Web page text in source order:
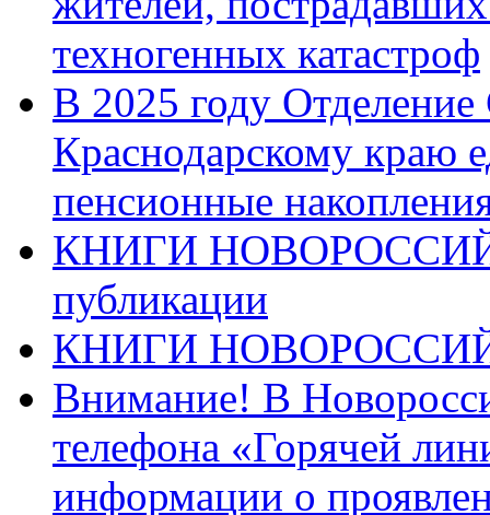
техногенных катастроф
В 2025 году
Краснодарскому краю
пенсионные
КНИГИ
публикации
КНИГИ
Внимание! В
телефона «Горячей
информации о